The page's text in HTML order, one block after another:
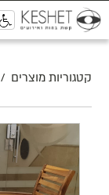
קטגוריות מוצרים /